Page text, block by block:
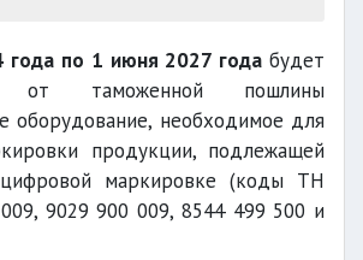
года по 1 июня 2027 годабудет
от таможенной пошлины
оборудование, необходимое для
продукции, подлежащей
цифровой маркировке (коды ТН
9029 900 009, 8544 499 500 и